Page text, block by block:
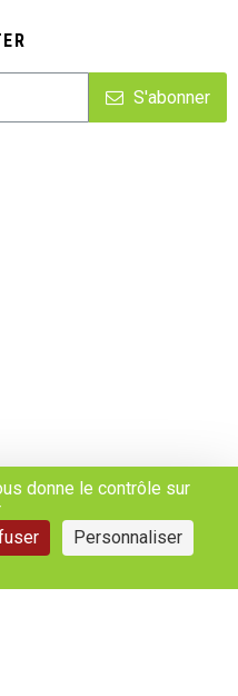
S'abonner
donne le contrôle sur
Personnaliser